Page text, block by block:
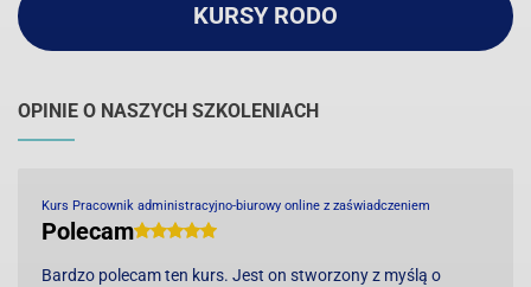
KURSY RODO
OPINIE O NASZYCH SZKOLENIACH
Kurs Pracownik administracyjno-biurowy online z zaświadczeniem
Polecam
Bardzo polecam ten kurs. Jest on stworzony z myślą o